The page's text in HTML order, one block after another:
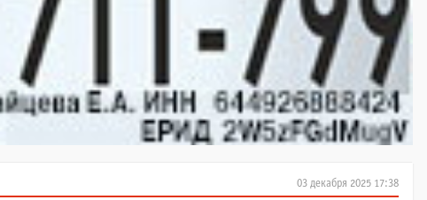
03 декабря 2025 17:38